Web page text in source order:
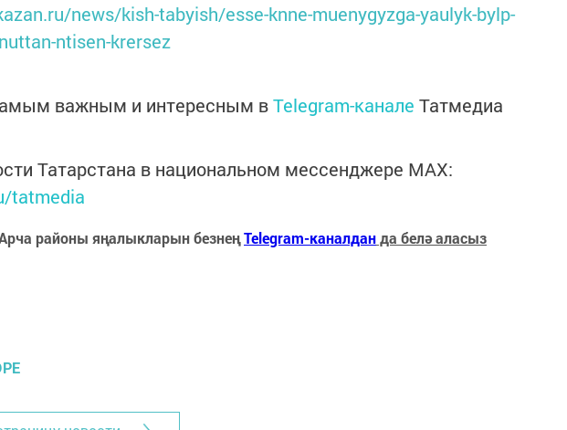
news/kish-tabyish/esse-knne-muenygyzga-yaulyk-bylp-
ntisen-krersez
важным и интересным вTelegram-канале Татмедиа
Татарстана в национальном мессенджере MАХ:
tatmedia
районы яңалыкларын безнеңTelegram-каналданда белә аласыз